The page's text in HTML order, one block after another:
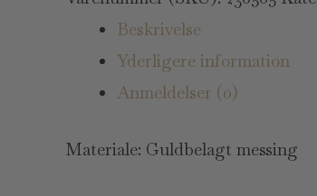
Beskrivelse
Yderligere information
Anmeldelser (0)
Materiale: Guldbelagt messing